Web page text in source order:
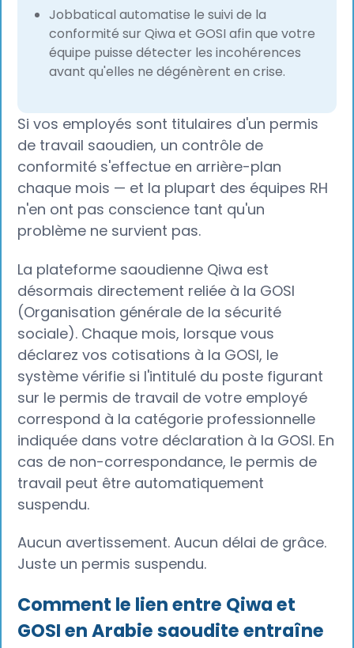
Jobbatical automatise le suivi de la
conformité sur Qiwa et GOSI afin que votre
équipe puisse détecter les incohérences
avant qu'elles ne dégénèrent en crise.
Si vos employés sont titulaires d'un permis
de travail saoudien, un contrôle de
conformité s'effectue en arrière-plan
chaque mois — et la plupart des équipes RH
n'en ont pas conscience tant qu'un
problème ne survient pas.
La plateforme saoudienne Qiwa est
désormais directement reliée à la GOSI
(Organisation générale de la sécurité
sociale). Chaque mois, lorsque vous
déclarez vos cotisations à la GOSI, le
système vérifie si l'intitulé du poste figurant
sur le permis de travail de votre employé
correspond à la catégorie professionnelle
indiquée dans votre déclaration à la GOSI. En
cas de non-correspondance, le permis de
travail peut être automatiquement
suspendu.
Aucun avertissement. Aucun délai de grâce.
Juste un permis suspendu.
Comment le lien entre Qiwa et
GOSI en Arabie saoudite entraîne